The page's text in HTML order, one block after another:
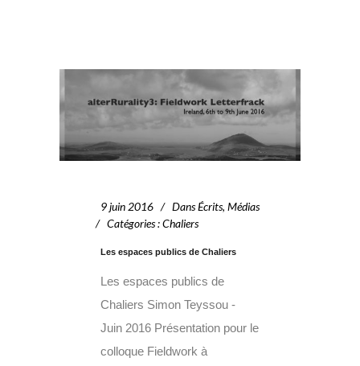
9 juin 2016 DansÉcrits, Médias
Catégories:Chaliers
Les espaces publics de Chaliers
Les espaces publics de
Chaliers Simon Teyssou -
Juin 2016 Présentation pour le
colloque Fieldwork à